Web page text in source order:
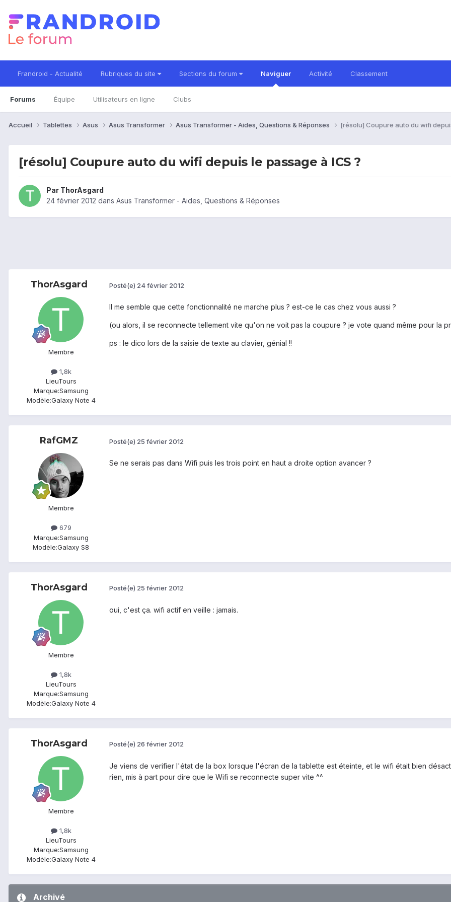
Frandroid - Actualité Rubriques du site Sections du forum Naviguer
Forums Équipe Utilisateurs en ligne Clubs
Activité Classement
Accueil Tablettes Asus Asus Transformer Asus Transformer - Aides, Questions & Réponses [résolu] Coupure auto du wifi
[résolu] Coupure auto du wifi depuis le passage à ICS ?
Par ThorAsgard
24 février 2012 dans Asus Transformer - Aides, Questions & Réponses
ThorAsgard
Membre
1,8k
LieuTours
Marque:Samsung
Modèle:Galaxy Note 4
Posté(e) 24 février 2012
Il me semble que cette fonctionnalité ne marche plus ? est-ce le cas chez vous aussi ?
(ou alors, il se reconnecte tellement vite qu'on ne voit pas la coupure ? je vote quand même pour la
ps : le dico lors de la saisie de texte au clavier, génial !!
RafGMZ
Membre
679
Marque:Samsung
Modèle:Galaxy S8
Posté(e) 25 février 2012
Se ne serais pas dans Wifi puis les trois point en haut a droite option avancer ?
ThorAsgard
Membre
1,8k
LieuTours
Marque:Samsung
Modèle:Galaxy Note 4
Posté(e) 25 février 2012
oui, c'est ça. wifi actif en veille : jamais.
ThorAsgard
Membre
1,8k
LieuTours
Marque:Samsung
Modèle:Galaxy Note 4
Posté(e) 26 février 2012
Je viens de verifier l'état de la box lorsque l'écran de la tablette est éteinte, et le wifi était bien
rien, mis à part pour dire que le Wifi se reconnecte super vite ^^
Archivé